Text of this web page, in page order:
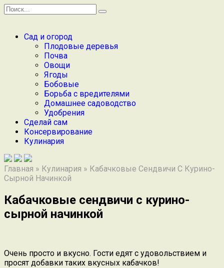
Перейти
к
Search
for:
Сад и огород
Плодовые деревья
Почва
Овощи
Ягоды
Бобовые
Борьба с вредителями
Домашнее садоводство
Удобрения
Сделай сам
Консервирование
Кулинария
Главная » Кулинария » Кабачковые Сендвичи С Курино-
Сырной Начинкой
Кабачковые сендвичи с курино-
сырной начинкой
Очень просто и вкусно. Гости едят с удовольствием и
просят добавки таких вкусных кабачков!